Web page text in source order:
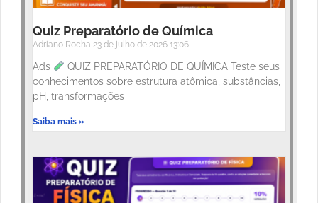
Quiz Preparatório de Química
Adriano Rocha 23 de julho de 2026 13:06
Ads
QUIZ PREPARATÓRIO DE QUÍMICA Teste seus
conhecimentos sobre estrutura atômica, substâncias,
pH, transformações
Saiba mais »